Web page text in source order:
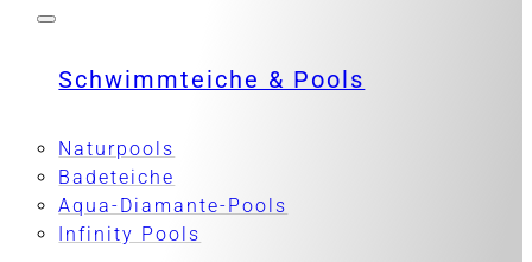
Schwimmteiche & Pools
Naturpools
Badeteiche
Aqua-Diamante-Pools
Infinity Pools